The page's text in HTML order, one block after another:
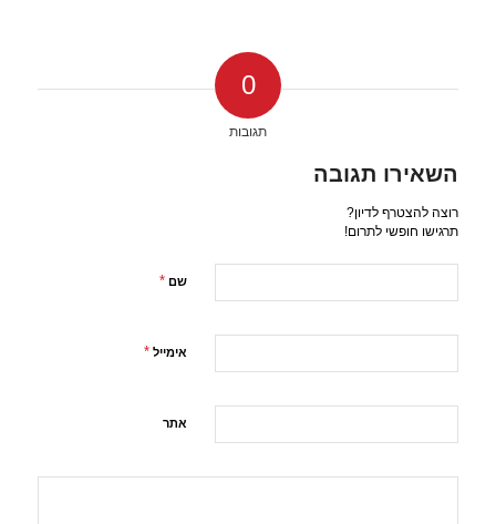
0
תגובות
השאירו תגובה
רוצה להצטרף לדיון?
תרגישו חופשי לתרום!
שם *
אימייל *
אתר